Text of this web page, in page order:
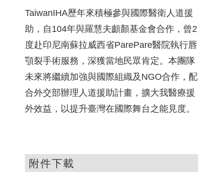
TaiwanIHA歷年來積極參與國際醫衛人道援
助，自104年與羅慧夫顱顏基金會合作，曾2
度赴印尼南蘇拉威西省ParePare醫院執行唇
顎裂手術服務，深獲當地民眾肯定。本團隊
未來將繼續加強與國際組織及NGO合作，配
合外交部辦理人道援助計畫，擴大我醫療援
外效益，以提升臺灣在國際舞台之能見度。
附件下載